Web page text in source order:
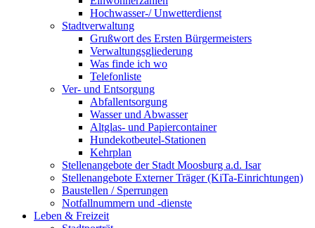
Hochwasser-/ Unwetterdienst
Stadtverwaltung
Grußwort des Ersten Bürgermeisters
Verwaltungsgliederung
Was finde ich wo
Telefonliste
Ver- und Entsorgung
Abfallentsorgung
Wasser und Abwasser
Altglas- und Papiercontainer
Hundekotbeutel-Stationen
Kehrplan
Stellenangebote der Stadt Moosburg a.d. Isar
Stellenangebote Externer Träger (KiTa-Einrichtungen)
Baustellen / Sperrungen
Notfallnummern und -dienste
Leben & Freizeit